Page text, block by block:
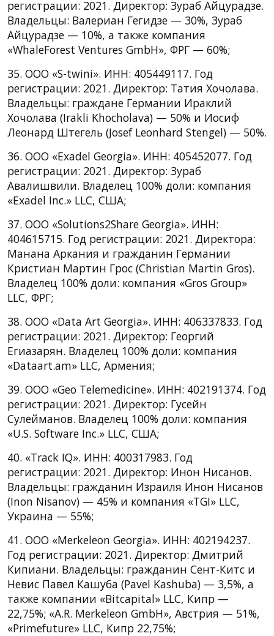
регистрации: 2021. Директор: Зураб Айцурадзе.
Владельцы: Валериан Гегидзе — 30%, Зураб
Айцурадзе — 10%, а также компания
«WhaleForest Ventures GmbH», ФРГ — 60%;
35. ООО «S-twini». ИНН: 405449117. Год
регистрации: 2021. Директор: Татия Хочолава.
Владельцы: граждане Германии Ираклий
Хочолава (Irakli Khocholava) — 50% и Иосиф
Леонард Штегель (Josef Leonhard Stengel) — 50%.
36. ООО «Exadel Georgia». ИНН: 405452077. Год
регистрации: 2021. Директор: Зураб
Авалишвили. Владелец 100% доли: компания
«Exadel Inc.» LLC, США;
37. ООО «Solutions2Share Georgia». ИНН:
404615715. Год регистрации: 2021. Директора:
Манана Аркания и гражданин Германии
Кристиан Мартин Грос (Christian Martin Gros).
Владелец 100% доли: компания «Gros Group»
LLC, ФРГ;
38. ООО «Data Art Georgia». ИНН: 406337833. Год
регистрации: 2021. Директор: Георгий
Егиазарян. Владелец 100% доли: компания
«Dataart.am» LLC, Армения;
39. ООО «Geo Telemedicine». ИНН: 402191374. Год
регистрации: 2021. Директор: Гусейн
Сулейманов. Владелец 100% доли: компания
«U.S. Software Inc.» LLC, CША;
40. «Track IQ». ИНН: 400317983. Год
регистрации: 2021. Директор: Инон Нисанов.
Владельцы: гражданин Израиля Инон Нисанов
(Inon Nisanov) — 45% и компания «TGI» LLC,
Украина — 55%;
41. ООО «Merkeleon Georgia». ИНН: 402194237.
Год регистрации: 2021. Директор: Дмитрий
Кипиани. Владельцы: гражданин Сент-Китс и
Невис Павел Кашуба (Pavel Kashuba) — 3,5%, а
также компании «Bitcapital» LLC, Кипр —
22,75%; «A.R. Merkeleon GmbH», Австрия — 51%,
«Primefuture» LLC, Кипр 22,75%;